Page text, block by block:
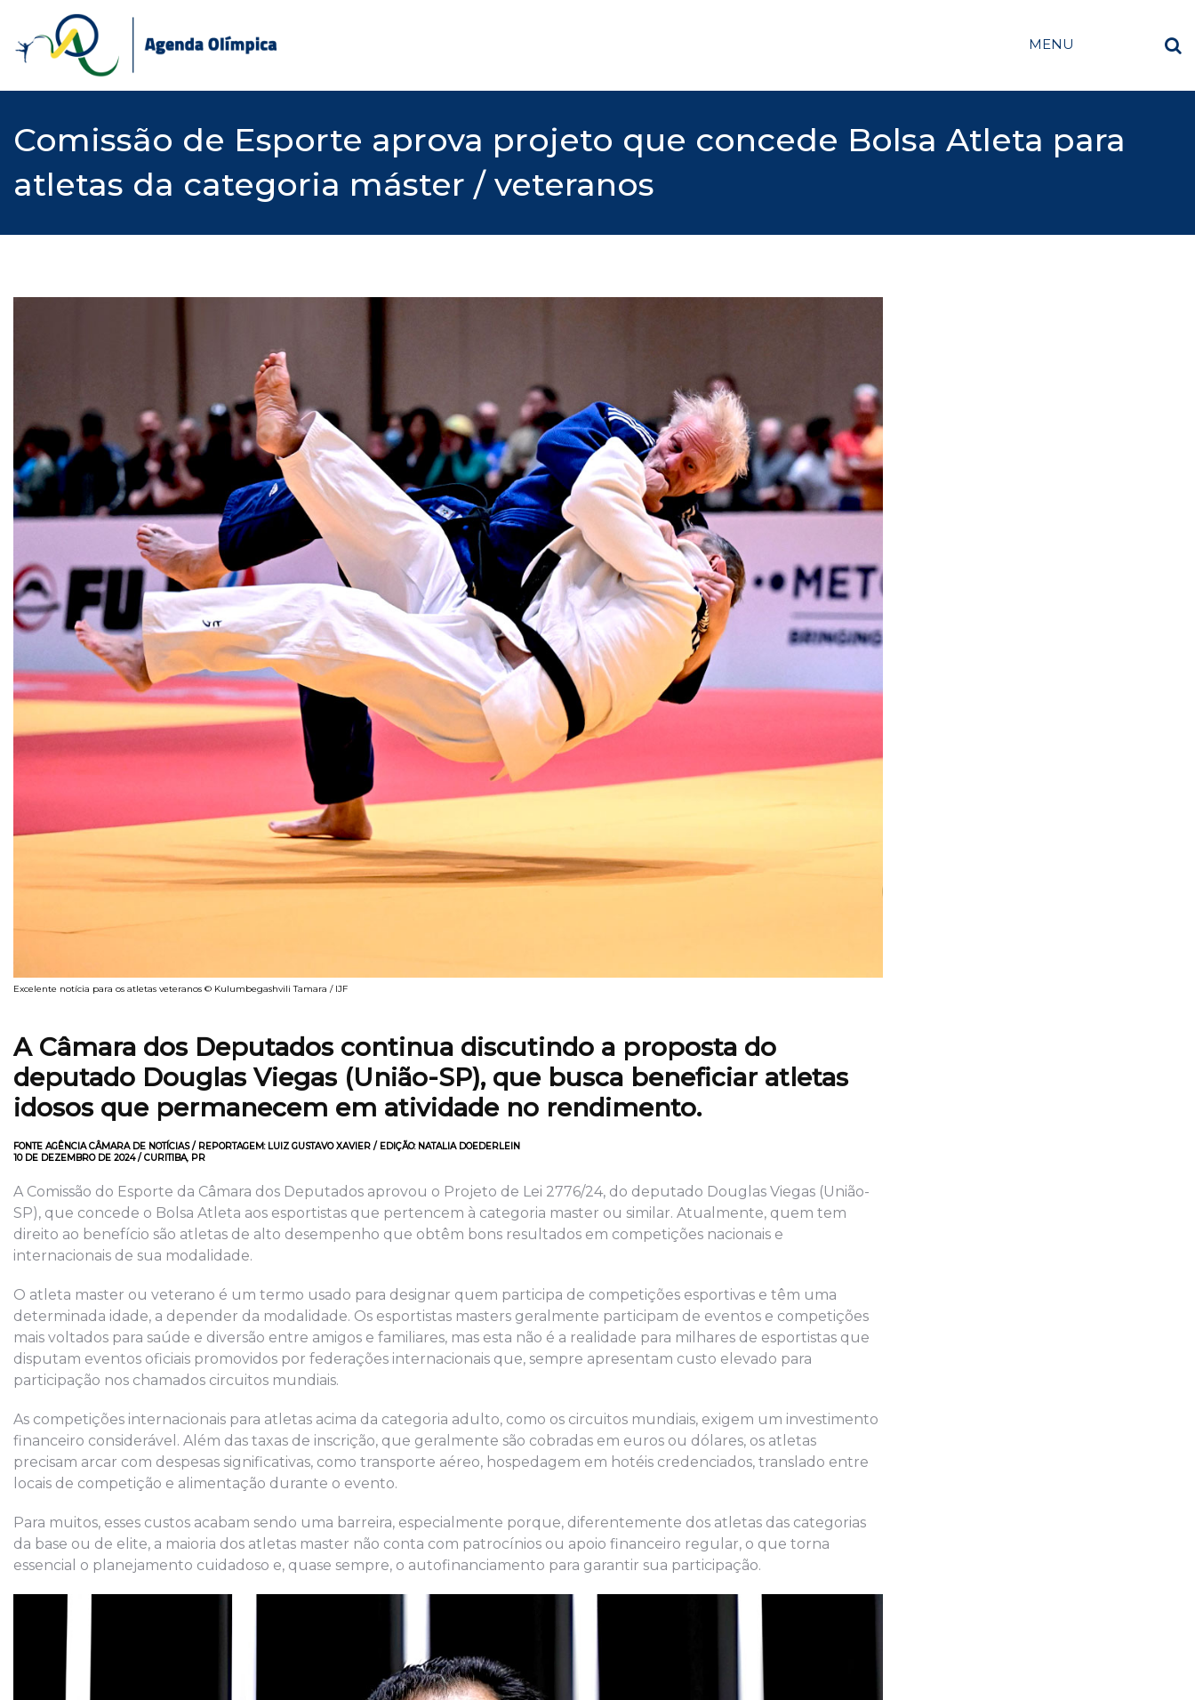
content
MENU
Comissão de Esporte aprova projeto que concede Bolsa Atleta para
atletas da categoria máster / veteranos
Excelente notícia para os atletas veteranos © Kulumbegashvili Tamara / IJF
A Câmara dos Deputados continua discutindo a proposta do
deputado Douglas Viegas (União-SP), que busca beneficiar atletas
idosos que permanecem em atividade no rendimento.
FONTE AGÊNCIA CÂMARA DE NOTÍCIAS / REPORTAGEM: LUIZ GUSTAVO XAVIER / EDIÇÃO: NATALIA DOEDERLEIN
10 DE DEZEMBRO DE 2024 / CURITIBA, PR
A Comissão do Esporte da Câmara dos Deputados aprovou o Projeto de Lei 2776/24, do deputado Douglas Viegas (União-
SP), que concede o Bolsa Atleta aos esportistas que pertencem à categoria master ou similar. Atualmente, quem tem
direito ao benefício são atletas de alto desempenho que obtêm bons resultados em competições nacionais e
internacionais de sua modalidade.
O atleta master ou veterano é um termo usado para designar quem participa de competições esportivas e têm uma
determinada idade, a depender da modalidade. Os esportistas masters geralmente participam de eventos e competições
mais voltados para saúde e diversão entre amigos e familiares, mas esta não é a realidade para milhares de esportistas que
disputam eventos oficiais promovidos por federações internacionais que, sempre apresentam custo elevado para
participação nos chamados circuitos mundiais.
As competições internacionais para atletas acima da categoria adulto, como os circuitos mundiais, exigem um investimento
financeiro considerável. Além das taxas de inscrição, que geralmente são cobradas em euros ou dólares, os atletas
precisam arcar com despesas significativas, como transporte aéreo, hospedagem em hotéis credenciados, translado entre
locais de competição e alimentação durante o evento.
Para muitos, esses custos acabam sendo uma barreira, especialmente porque, diferentemente dos atletas das categorias
da base ou de elite, a maioria dos atletas master não conta com patrocínios ou apoio financeiro regular, o que torna
essencial o planejamento cuidadoso e, quase sempre, o autofinanciamento para garantir sua participação.